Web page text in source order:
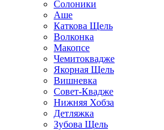
Солоники
Аше
Каткова Щель
Волконка
Макопсе
Чемитоквадже
Якорная Щель
Вишневка
Совет-Квадже
Нижняя Хобза
Детляжка
Зубова Щель